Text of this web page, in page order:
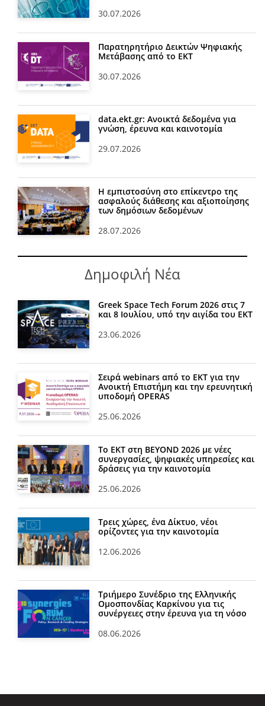
30.07.2026
Παρατηρητήριο Δεικτών Ψηφιακής
Μετάβασης από το ΕΚΤ
30.07.2026
data.ekt.gr: Ανοικτά δεδομένα για
γνώση, έρευνα και καινοτομία
29.07.2026
Η εμπιστοσύνη στο επίκεντρο της
ασφαλούς διάθεσης και αξιοποίησης
των δημόσιων δεδομένων
28.07.2026
Δημοφιλή Νέα
Greek Space Tech Forum 2026 στις 7
και 8 Ιουλίου, υπό την αιγίδα του ΕΚΤ
23.06.2026
Σειρά webinars από το ΕΚΤ για την
Ανοικτή Επιστήμη και την ερευνητική
υποδομή OPERAS
25.06.2026
Το ΕΚΤ στη BEYOND 2026 με νέες
συνεργασίες, ψηφιακές υπηρεσίες και
δράσεις για την καινοτομία
25.06.2026
Τρεις χώρες, ένα Δίκτυο, νέοι
ορίζοντες για την καινοτομία
12.06.2026
Τριήμερο Συνέδριο της Ελληνικής
Ομοσπονδίας Καρκίνου για τις
συνέργειες στην έρευνα για τη νόσο
08.06.2026